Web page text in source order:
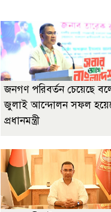
জনগণ পরিবর্তন চেয়েছে
জুলাই আন্দোলন সফল
প্রধানমন্ত্রী